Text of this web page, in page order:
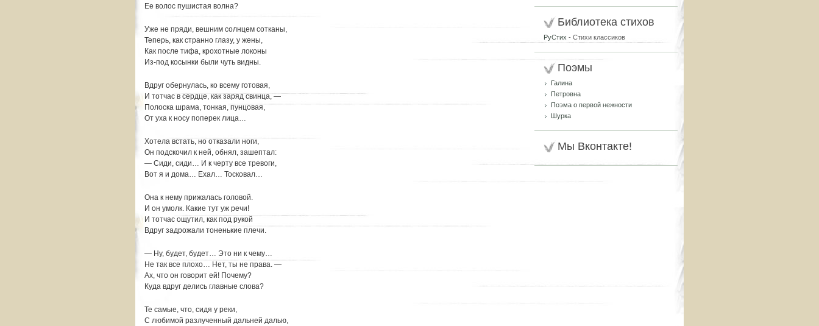
Ее волос пушистая волна?
Уже не пряди, вешним солнцем сотканы,
Теперь, как странно глазу, у жены,
Как после тифа, крохотные локоны
Из-под косынки были чуть видны.
Вдруг обернулась, ко всему готовая,
И тотчас в сердце, как заряд свинца, —
Полоска шрама, тонкая, пунцовая,
От уха к носу поперек лица…
Хотела встать, но отказали ноги,
Он подскочил к ней, обнял, зашептал:
— Сиди, сиди… И к черту все тревоги,
Вот я и дома… Ехал… Тосковал…
Она к нему прижалась головой.
И он умолк. Какие тут уж речи!
И тотчас ощутил, как под рукой
Вдруг задрожали тоненькие плечи.
— Ну, будет, будет… Это ни к чему…
Не так все плохо… Нет, ты не права. —
Ах, что он говорит ей! Почему?
Куда вдруг делись главные слова?
Те самые, что, сидя у реки,
С любимой разлученный дальней далью,
Библиотека стихов
РуСтих - Стихи классиков
Поэмы
Галина
Петровна
Поэма о первой нежности
Шурка
Мы Вконтакте!